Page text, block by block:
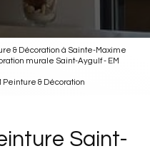
& Décoration à Sainte-Maxime
murale Saint-Aygulf - EM
Peinture & Décoration
Saint-